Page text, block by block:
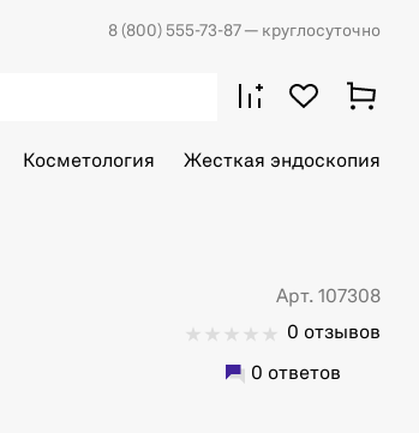
8 (800) 555-73-87 — круглосуточно
Косметология Жесткая эндоскопия
Арт. 107308
0 отзывов
0 ответов